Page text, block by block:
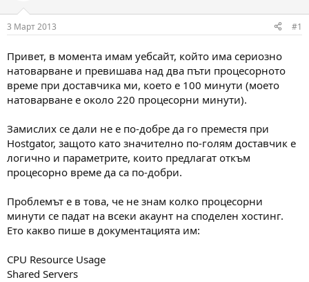
д
т
а
3 Март 2013 #1
Привет, в момента имам уебсайт, който има сериозно
натоварване и превишава над два пъти процесорното
време при доставчика ми, което е 100 минути (моето
натоварване е около 220 процесорни минути).
Замислих се дали не е по-добре да го преместя при
Hostgator, защото като значително по-голям доставчик е
логично и параметрите, които предлагат откъм
процесорно време да са по-добри.
Проблемът е в това, че не знам колко процесорни
минути се падат на всеки акаунт на споделен хостинг.
Ето какво пише в документацията им:
CPU Resource Usage
Shared Servers